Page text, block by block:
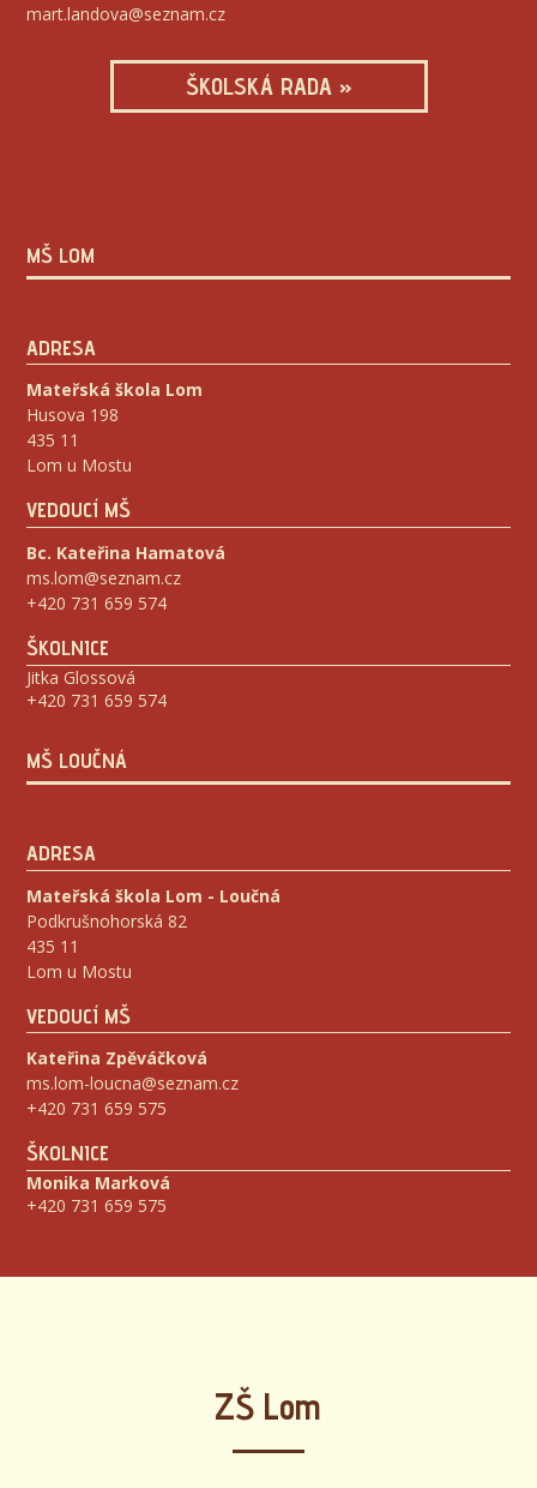
mart.landova@seznam.cz
ŠKOLSKÁ RADA »
MŠ LOM
ADRESA
Mateřská škola Lom
Husova 198
435 11
Lom u Mostu
VEDOUCÍ MŠ
Bc. Kateřina Hamatová
ms.lom@seznam.cz
+420 731 659 574
ŠKOLNICE
Jitka Glossová
+420 731 659 574
MŠ LOUČNÁ
ADRESA
Mateřská škola Lom - Loučná
Podkrušnohorská 82
435 11
Lom u Mostu
VEDOUCÍ MŠ
Kateřina Zpěváčková
ms.lom-loucna@seznam.cz
+420 731 659 575
ŠKOLNICE
Monika Marková
+420 731 659 575
ZŠ Lom